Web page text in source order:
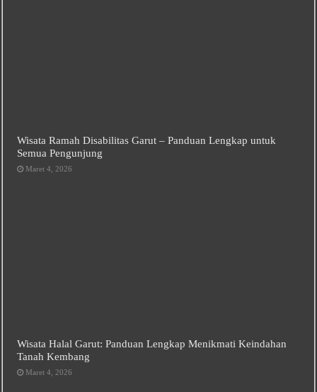
Wisata Ramah Disabilitas Garut – Panduan Lengkap untuk
Semua Pengunjung
Maret 4, 2026
Wisata Halal Garut: Panduan Lengkap Menikmati Keindahan
Tanah Kembang
Maret 4, 2026